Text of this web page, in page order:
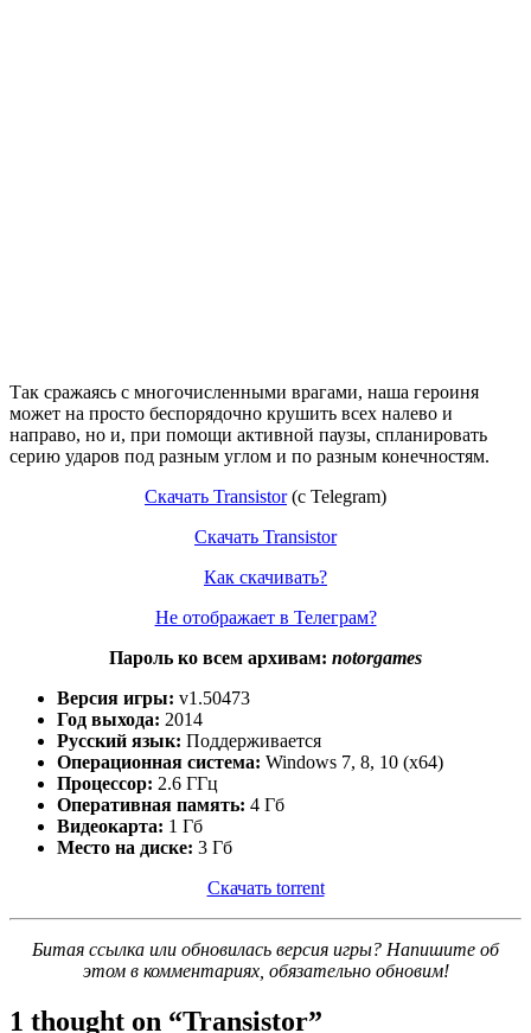
Так сражаясь с многочисленными врагами, наша героиня
может на просто беспорядочно крушить всех налево и
направо, но и, при помощи активной паузы, спланировать
серию ударов под разным углом и по разным конечностям.
Скачать Transistor(c Telegram)
Скачать Transistor
Как скачивать?
Не отображает в Телеграм?
Пароль ко всем архивам: notorgames
Версия игры: v1.50473
Год выхода: 2014
Русский язык: Поддерживается
Операционная система: Windows 7, 8, 10 (x64)
Процессор: 2.6 ГГц
Оперативная память: 4 Гб
Видеокарта: 1 Гб
Место на диске: 3 Гб
Скачать torrent
Битая ссылка или обновилась версия игры? Напишите об
этом в комментариях, обязательно обновим!
1 thought on “Transistor”